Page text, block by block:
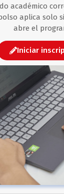
académico
aplica solo
abre el
Iniciar